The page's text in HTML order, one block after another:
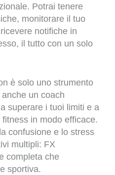
Potrai tenere
monitorare il tuo
notifiche in
il tutto con un solo
è solo uno strumento
un coach
superare i tuoi limiti e a
in modo efficace.
confusione e lo stress
multipli: FX
completa che
sportiva.